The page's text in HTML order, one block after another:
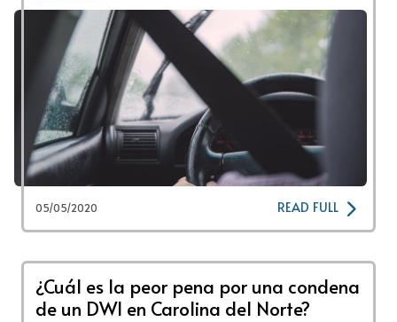
05/05/2020 READ FULL
¿Cuál es la peor pena por una condena
de un DWI en Carolina del Norte?